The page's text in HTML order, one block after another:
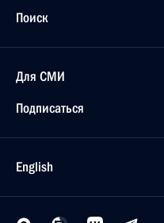
Поиск
Для СМИ
Подписаться
English